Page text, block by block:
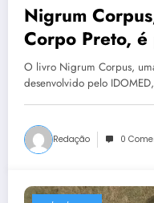
Nigrum
Corpo Preto,
Janeiro
O livro Nigrum Corpus,
desenvolvido pelo
Redação 0